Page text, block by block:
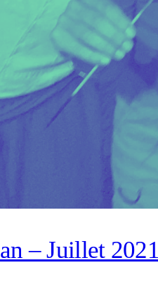
– Juillet 2021